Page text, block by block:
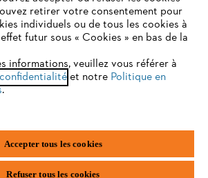
des données
Utilisation des cookies
Veurtstraat 117, 2870 Puurs-Sint-Amands,
Internet que nous ne prenons plus
fonctionnalités de notre site ne
correctement. Pour une utilisation
nous vous recommandons de passer à
suivants :
chrome
edge
retirer votre consentement pour
individuels ou de tous les cookies à
futur sous « Cookies » en bas de la
informations, veuillez vous référer à
et notre Politique en
.
Accepter tous les cookies
Refuser tous les cookies